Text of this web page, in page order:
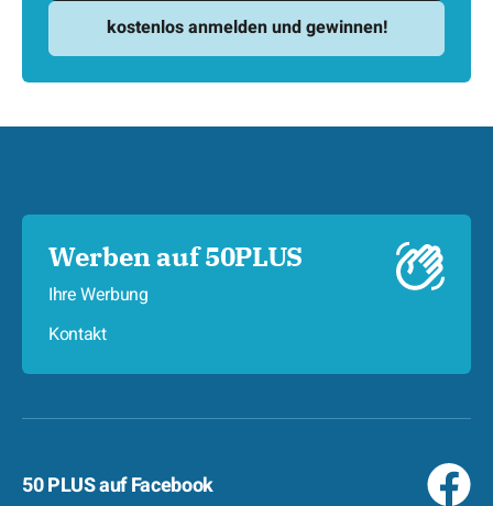
Werben auf 50PLUS
Ihre Werbung
Kontakt
50 PLUS auf Facebook